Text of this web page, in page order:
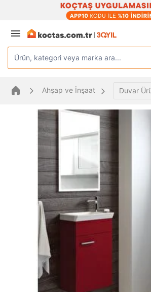
Ürün, kategori veya marka ara...
Ahşap ve İnşaat Duvar